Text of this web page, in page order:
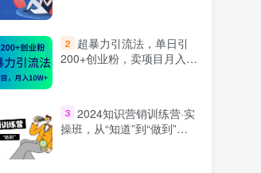
2
超暴力引流法，单日引
200+创业粉，卖项目月入10
3 2024知识营销训练营·实
操班，从“知道”到“做到”